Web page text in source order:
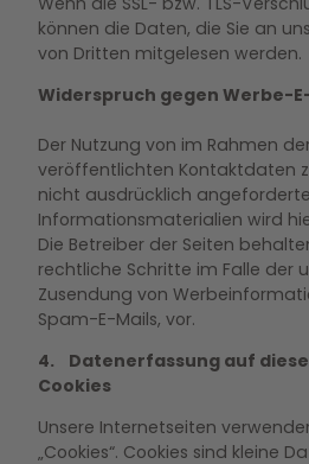
können die Daten, die Sie an
von Dritten mitgelesen werden.
Widerspruch gegen Werbe-
Der Nutzung von im Rahmen
veröffentlichten Kontaktdaten
nicht ausdrücklich
Informationsmaterialien wird
Die Betreiber der Seiten
rechtliche Schritte im Falle der
Zusendung von
Spam-E-Mails, vor.
4. Datenerfassung auf
Cookies
Unsere Internetseiten
„Cookies“. Cookies sind kleine